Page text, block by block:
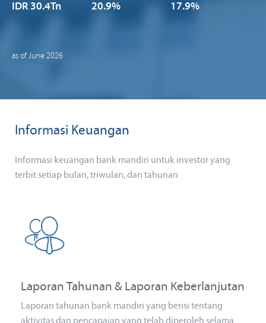
IDR 30.4Tn 20.9% 17.9%
as of June 2026
Informasi Keuangan
Informasi keuangan bank mandiri untuk investor yang
terbit setiap bulan, triwulan, dan tahunan
Laporan Tahunan & Laporan Keberlanjutan
Laporan tahunan bank mandiri yang berisi tentang